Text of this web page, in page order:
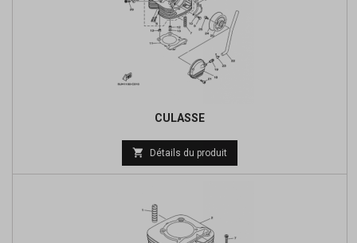
CULASSE
 Détails du produit